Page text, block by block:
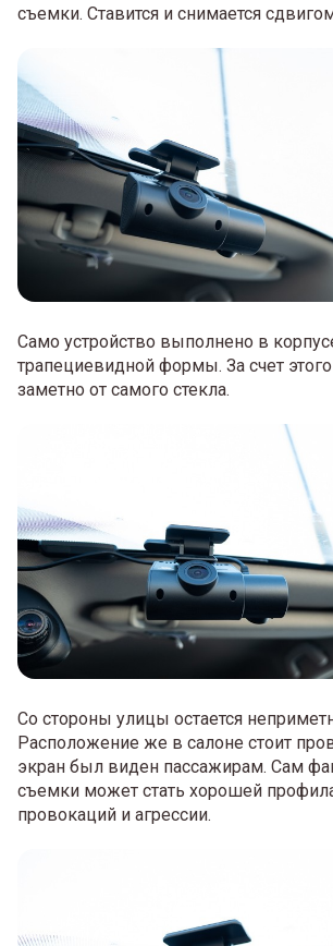
съемки. Ставится и снимается
Само устройство выполнено в
трапециевидной формы. За счет
заметно от самого стекла.
Со стороны улицы остается
Расположение же в салоне стоит
экран был виден пассажирам. Сам
съемки может стать хорошей
провокаций и агрессии.